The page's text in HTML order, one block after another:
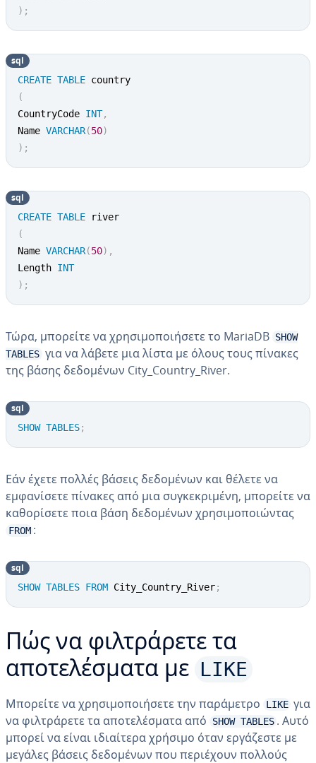
) ;
CREATE TABLE
(
CountryCode INT,
Name VARCHAR(50)
) ;
sql
CREATE TABLE
(
Name VARCHAR(50) ,
Length INT
) ;
sql
Τώρα, μπορείτε να χρησιμοποιήσετε το MariaDB SHOW
TABLES για να λάβετε μια λίστα με όλους τους πίνακες
της βάσης δεδομένων City_Country_River.
SHOW TABLES;
sql
Εάν έχετε πολλές βάσεις δεδομένων και θέλετε να
εμφανίσετε πίνακες από μια συγκεκριμένη, μπορείτε να
καθορίσετε ποια βάση δεδομένων χρησιμοποιώντας
FROM :
SHOW TABLES FROM City_Country_River;
sql
Πώς να φιλτράρετε τα
αποτελέσματα με LIKE
Μπορείτε να χρησιμοποιήσετε την παράμετρο LIKE για
να φιλτράρετε τα αποτελέσματα από
SHOW TABLES . Αυτό
μπορεί να είναι ιδιαίτερα χρήσιμο όταν εργάζεστε με
μεγάλες βάσεις δεδομένων που περιέχουν πολλούς